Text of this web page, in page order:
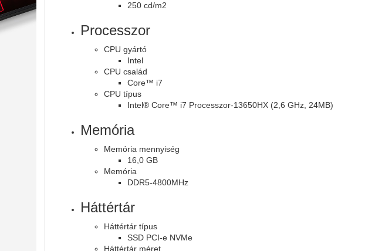
250 cd/m2
Processzor
CPU gyártó
Intel
CPU család
Core™ i7
CPU típus
Intel® Core™ i7 Processzor-13650HX (2,6 GHz, 24MB)
Memória
Memória mennyiség
16,0 GB
Memória
DDR5-4800MHz
Háttértár
Háttértár típus
SSD PCI-e NVMe
Háttértár méret